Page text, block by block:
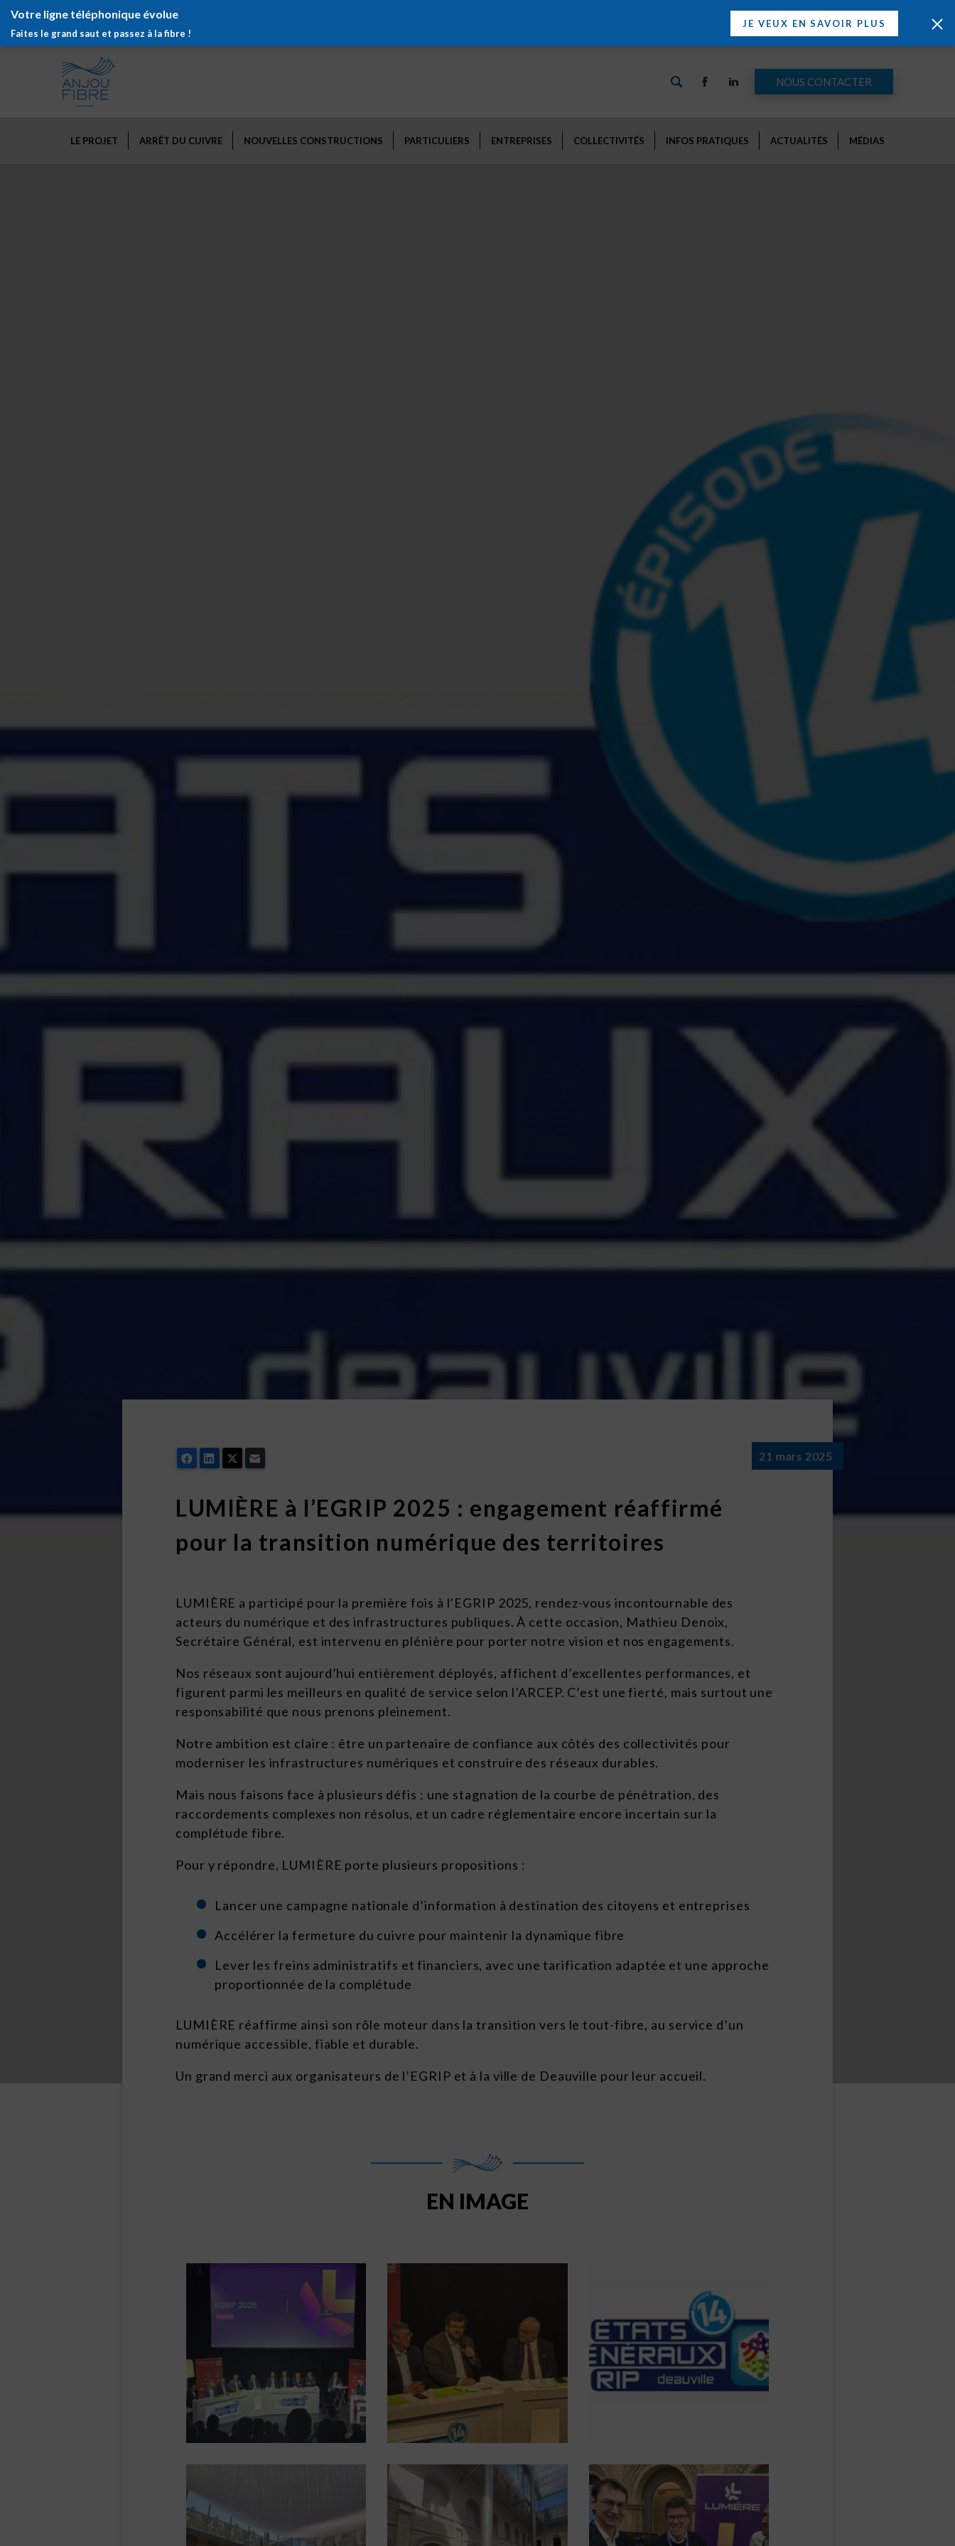
NOUS CONTACTER
LE PROJET ARRÊT DU CUIVRE NOUVELLES CONSTRUCTIONS PARTICULIERS ENTREPRISES COLLECTIVITÉS INFOS PRATIQUES ACTUALITÉS MÉDIAS
FacebookLinkedIn 21 mars 2025
LUMIÈRE à l’EGRIP 2025 : engagement réaffirmé
pour la transition numérique des territoires
LUMIÈRE a participé pour la première fois à l’EGRIP 2025, rendez-vous incontournable des
acteurs du numérique et des infrastructures publiques. À cette occasion, Mathieu Denoix,
Secrétaire Général, est intervenu en plénière pour porter notre vision et nos engagements.
Nos réseaux sont aujourd’hui entièrement déployés, affichent d’excellentes performances, et
figurent parmi les meilleurs en qualité de service selon l’ARCEP. C’est une fierté, mais surtout une
responsabilité que nous prenons pleinement.
Notre ambition est claire : être un partenaire de confiance aux côtés des collectivités pour
moderniser les infrastructures numériques et construire des réseaux durables.
Mais nous faisons face à plusieurs défis : une stagnation de la courbe de pénétration, des
raccordements complexes non résolus, et un cadre réglementaire encore incertain sur la
complétude fibre.
Pour y répondre, LUMIÈRE porte plusieurs propositions :
Lancer une campagne nationale d’information à destination des citoyens et entreprises
Accélérer la fermeture du cuivre pour maintenir la dynamique fibre
Lever les freins administratifs et financiers, avec une tarification adaptée et une approche
proportionnée de la complétude
LUMIÈRE réaffirme ainsi son rôle moteur dans la transition vers le tout-fibre, au service d’un
numérique accessible, fiable et durable.
Un grand merci aux organisateurs de l’EGRIP et à la ville de Deauville pour leur accueil.
EN IMAGE
Votre ligne téléphonique évolue
Faites le grand saut et passez à la fibre !
JE VEUX EN SAVOIR PLUS